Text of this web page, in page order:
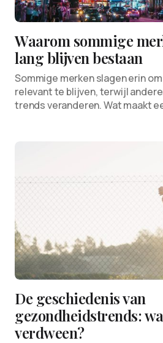
Waarom sommige
lang blijven bestaan
Sommige merken slagen erin
relevant te blijven, terwijl
trends veranderen. Wat maakt
De geschiedenis van
gezondheidstrends:
verdween?